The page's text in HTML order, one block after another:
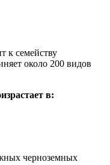
к семейству
около 200 видов
в:
черноземных